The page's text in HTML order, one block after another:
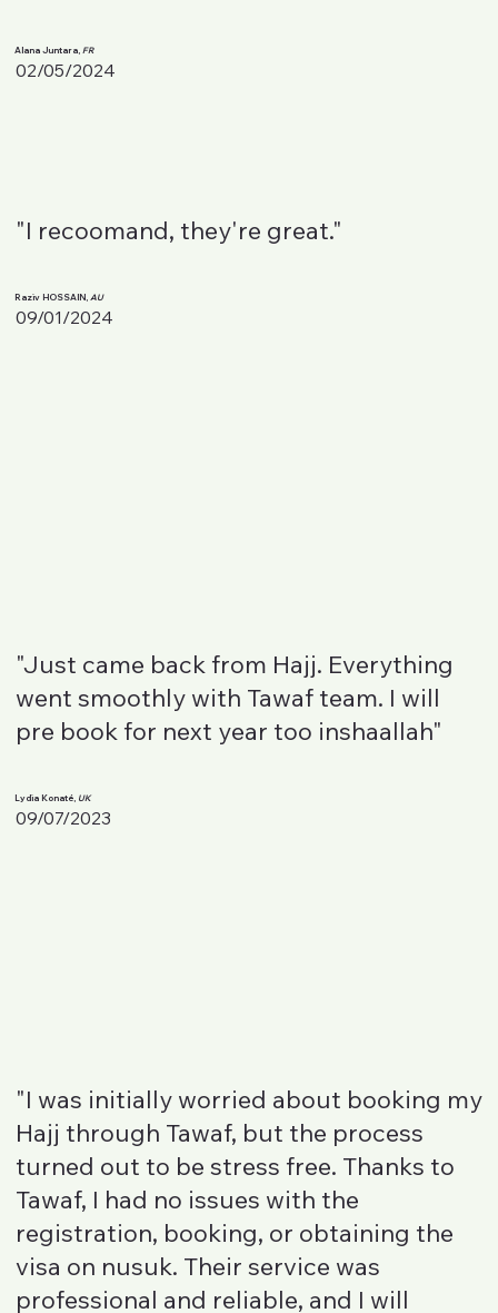
Alana Juntara, FR
02/05/2024
"I recoomand, they're great."
Raziv HOSSAIN, AU
09/01/2024
"Just came back from Hajj. Everything
went smoothly with Tawaf team. I will
pre book for next year too inshaallah"
Lydia Konaté, UK
09/07/2023
"I was initially worried about booking my
Hajj through Tawaf, but the process
turned out to be stress free. Thanks to
Tawaf, I had no issues with the
registration, booking, or obtaining the
visa on nusuk. Their service was
professional and reliable, and I will